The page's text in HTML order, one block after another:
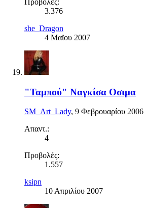
3.376
she_Dragon
4 Μαϊου 2007
"Ταμπού" Ναγκίσα Οσιμα
SM_Art_Lady, 9 Φεβρουαρίου 2006
Απαντ.:
4
Προβολές:
1.557
ksipn
10 Απριλίου 2007